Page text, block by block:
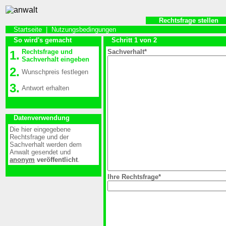
Rechtsfrage stellen
Startseite
Nutzungsbedingungen
So wird's gemacht
1. Rechtsfrage und
Sachverhalt eingeben
2. Wunschpreis festlegen
3. Antwort erhalten
Datenverwendung
Die hier eingegebene
Rechtsfrage und der
Sachverhalt werden dem
Anwalt gesendet und
anonym veröffentlicht.
Schritt 1 von 2
Sachverhalt*
Ihre Rechtsfrage*